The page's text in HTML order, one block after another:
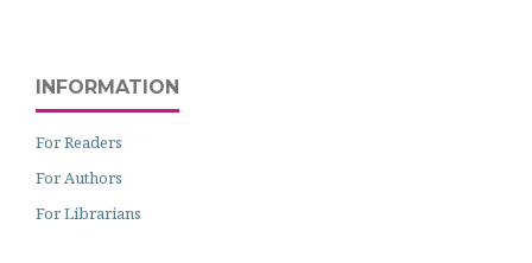
INFORMATION
For Readers
For Authors
For Librarians